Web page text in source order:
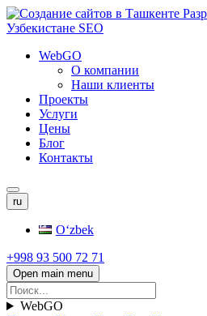
WebGO
О компании
Наши клиенты
Проекты
Услуги
Цены
Блог
Контакты
ru
Oʻzbek
+998 93 500 72 71
Open main menu
WebGO